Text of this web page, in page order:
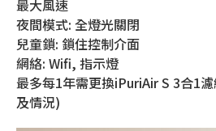
最大風速
夜間模式: 全燈光關閉
兒童鎖: 鎖住控制介面
網絡: Wifi, 指示燈
最多每1年需更換iPuriAir S 3合1
及情況)